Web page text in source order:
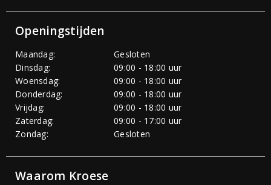
Openingstijden
Maandag:
Gesloten
Dinsdag:
09:00 - 18:00 uur
Woensdag:
09:00 - 18:00 uur
Donderdag:
09:00 - 18:00 uur
Vrijdag:
09:00 - 18:00 uur
Zaterdag:
09:00 - 17:00 uur
Zondag:
Gesloten
Waarom Kroese